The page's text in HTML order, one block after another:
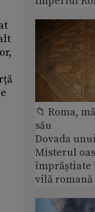
📁 Roma,
său
Dovada
Misterul
împrăștiate
vilă romană